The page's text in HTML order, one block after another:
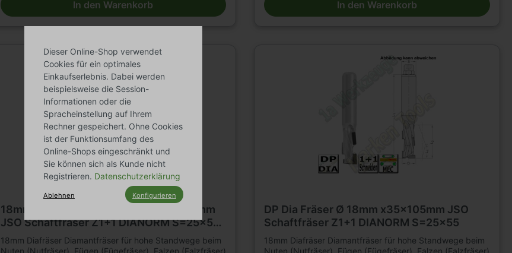
Beanspruchung, mit 2 bzw3 durchgängigenSpannuten.
Durchmesser 12 2flügelig. Durchmesser 16 - 20mm
3flügelig. Mit DP -bestückter Einbohrschneide. Große
L2=35mm, L1=100mm, Schaft=16 x 50m.E.M 6. Weitere
Schaftfräser und Werkzeuge für Holzbearbeitung finden
Sie in großer Auswahl in unserem Werkzeugshop.
In den Warenkorb
Beanspruchung, mit 2 bzw3 durchgängigenSpannuten.
Durchmesser 12 2flügelig. Durchmesser 16 - 20mm
Schaftfräser und Werkzeuge für Holzbearbeitung finden
Sie in großer Auswahl in unserem Werkzeugshop.
In den Warenkorb
18mm DP Dia Fräser Ø 18mm x35x105mm
JSO Schaftfräser Z1+1 DIANORM S=25x55
L.
18mm Diafräser Diamantfräser für hohe Standwege beim
DP Dia Fräser Ø 18mm x35x105mm JSO
Schaftfräser Z1+1 DIANORM S=25x55
18mm Diafräser Diamantfräser für hohe Standwege beim
Dieser Online-Shop verwendet
Cookies für ein optimales
Einkaufserlebnis. Dabei werden
beispielsweise die Session-
Informationen oder die
Spracheinstellung auf Ihrem
Rechner gespeichert. Ohne Cookies
ist der Funktionsumfang des
Online-Shops eingeschränkt und
Sie können sich als Kunde nicht
Registrieren. Datenschutzerklärung
Ablehnen Konfigurieren